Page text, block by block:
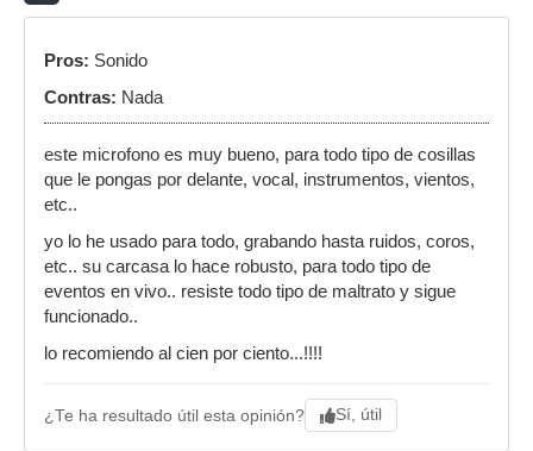
Pros: Sonido
Contras: Nada
este microfono es muy bueno, para todo tipo de cosillas
que le pongas por delante, vocal, instrumentos, vientos,
etc..
yo lo he usado para todo, grabando hasta ruidos, coros,
etc.. su carcasa lo hace robusto, para todo tipo de
eventos en vivo.. resiste todo tipo de maltrato y sigue
funcionado..
lo recomiendo al cien por ciento...!!!!
¿Te ha resultado útil esta opinión? Sí, útil